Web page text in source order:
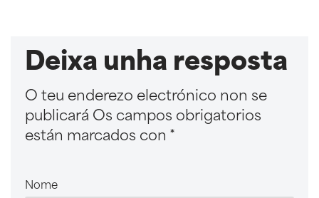
Deixa unha resposta
O teu enderezo electrónico non se
publicará Os campos obrigatorios
están marcados con *
Nome